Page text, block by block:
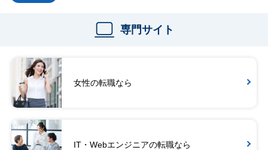
専門サイト
女性の転職なら
IT・Webエンジニアの転職なら